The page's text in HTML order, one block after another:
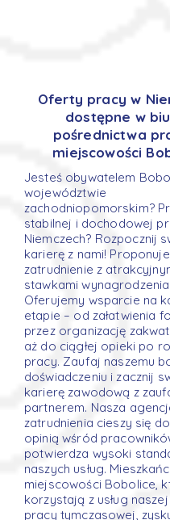
Oferty pracy w
dostępne w
pośrednictwa
miejscowości
Jesteś obywatelem
województwie
zachodniopomorskim?
stabilnej i dochodowej
Niemczech? Rozpocznij
karierę z nami!
zatrudnienie z
stawkami wynagrodzenia!
Oferujemy wsparcie na
etapie – od załatwienia
przez organizację
aż do ciągłej opieki po
pracy. Zaufaj naszemu
doświadczeniu i zacznij
karierę zawodową z
partnerem. Nasza
zatrudnienia cieszy się
opinią wśród
potwierdza wysoki
naszych usług.
miejscowości Bobolice,
korzystają z usług
pracy tymczasowej,